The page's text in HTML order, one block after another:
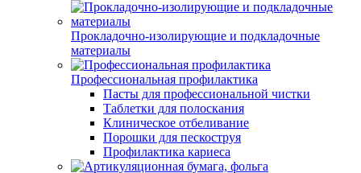
Прокладочно-изолирующие и подкладочные
материалы
Профессиональная профилактика
Пасты для профессиональной чистки
Таблетки для полоскания
Клиническое отбеливание
Порошки для пескоструя
Профилактика кариеса